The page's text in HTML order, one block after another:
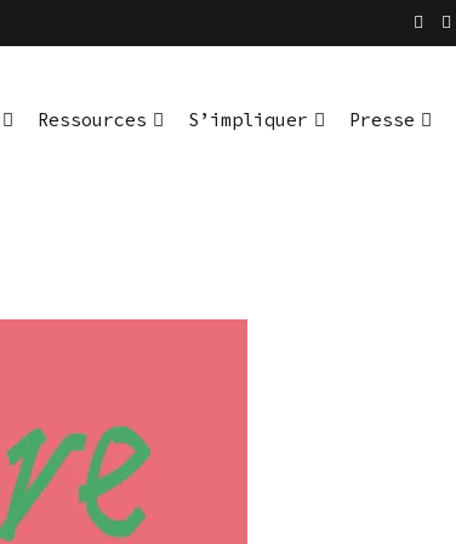
Ressources S’impliquer Presse